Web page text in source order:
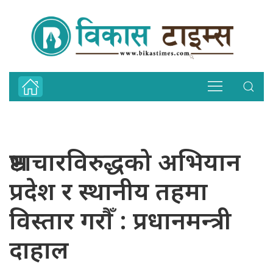
भ्रष्टाचारविरुद्धको अभियान
प्रदेश र स्थानीय तहमा
विस्तार गरौँ : प्रधानमन्त्री
दाहाल